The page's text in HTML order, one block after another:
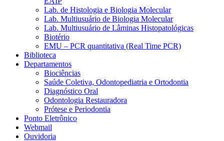
Lab. de Histologia e Biologia Molecular
Lab. Multiusuário de Biologia Molecular
Lab. Multiusuário de Lâminas Histopatológicas
Biotério
EMU – PCR quantitativa (Real Time PCR)
Biblioteca
Departamentos
Biociências
Saúde Coletiva, Odontopediatria e Ortodontia
Diagnóstico Oral
Odontologia Restauradora
Prótese e Periodontia
Ponto Eletrônico
Webmail
Ouvidoria